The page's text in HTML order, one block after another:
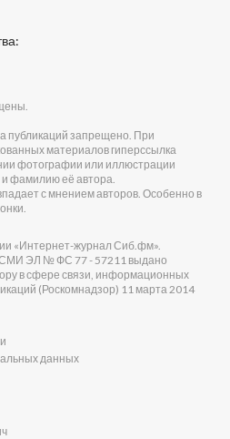
публикаций запрещено. При
материалов гиперссылка
фотографии или иллюстрации
фамилию её автора.
с мнением авторов. Особенно в
«Интернет-журнал Сиб.фм».
СМИ ЭЛ № ФС 77 - 57211 выдано
в сфере связи, информационных
(Роскомнадзор) 11 марта 2014
данных